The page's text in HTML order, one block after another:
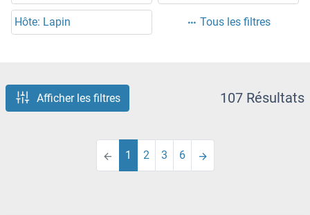
Hôte: Lapin Tous les filtres
Afficher les filtres 107 Résultats
1 2 3 6